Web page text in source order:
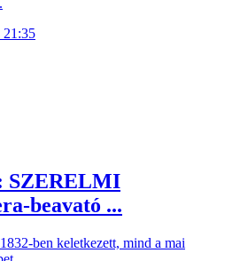
21:35
SZERELMI
beavató ...
ben keletkezett, mind a mai